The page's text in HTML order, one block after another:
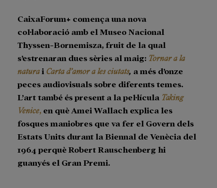
CaixaForum+ comença una nova
col·laboració amb el Museo Nacional
Thyssen-Bornemisza, fruit de la qual
s’estrenaran dues sèries al maig: Tornar a la
naturai Carta d’amor a les ciutats, a més d’onze
peces audiovisuals sobre diferents temes.
L’art també és present a la pel·lícula Taking
Venice, en què Amei Wallach explica les
fosques maniobres que va fer el Govern dels
Estats Units durant la Biennal de Venècia del
1964 perquè Robert Rauschenberg hi
guanyés el Gran Premi.